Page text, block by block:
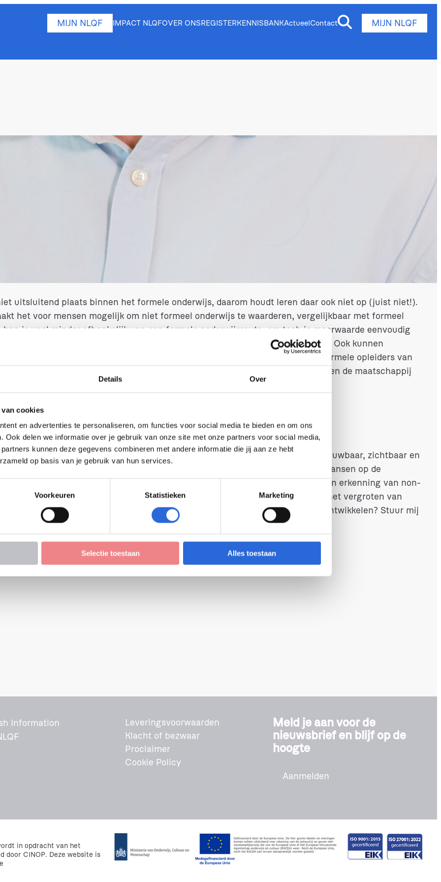
Details Over
cookies
en advertenties te personaliseren, om functies voor social media te bieden en om ons
Ook delen we informatie over je gebruik van onze site met onze partners voor social media,
kunnen deze gegevens combineren met andere informatie die jij aan ze hebt
op basis van je gebruik van hun services.
Voorkeuren Statistieken Marketing
Selectie toestaan Alles toestaan
MIJN NLQF IMPACT NLQFOVER ONSREGISTERKENNISBANKActueelContact MIJN NLQF
Adviseur draag ik bij aan het beheren, monitoren en ontwikkelen van het NLQF (en EQF). Met
ik mag mij inzetten voor het succes en de groei van het kwalificatieraamwerk. Mijn expertise ligt
van beleid naar de praktijk, waarbij ik graag de focus leg op communicatie en beleid als
middelen om abstracte doelen te vertalen naar concrete impact.
is het NLQF in jouw ogen van belang?
uitsluitend plaats binnen het formele onderwijs, daarom houdt leren daar ook niet op (juist niet!).
het voor mensen mogelijk om niet formeel onderwijs te waarderen, vergelijkbaar met formeel
ben je veel minder afhankelijk van een formele onderwijsroute, om toch je meerwaarde eenvoudig
Op deze manier gaan er door het NLQF meer arbeidsmarktdeuren voor je open! Ook kunnen
een grote bron van talenten vinden en behouden en kunnen non-formele opleiders van
meerwaarde zijn door de focus op concrete leeruitkomsten waar de markt en de maatschappij
het NLQF hierin een belangrijke rol?
van leeruitkomsten zichtbaar te maken en te zorgen dat het raamwerk betrouwbaar, zichtbaar en
is en blijft! Alleen dan draagt het raamwerk bij aan mobiliteit en betere kansen op de
aan het eenvoudiger werven en binden van medewerkers en aan de kwaliteit en erkenning van non-
Heb jij een goed idee over hoe het NLQF een grotere rol kan spelen bij het vergroten van
vergelijkbaarheid van (non-formele) opleidingen of een leven lang ontwikkelen? Stuur mij
Information
Leveringsvoorwaarden
Klacht of bezwaar
Proclaimer
Cookie Policy
Meld je aan voor de
nieuwsbrief en blijf op de
hoogte
Aanmelden
in opdracht van het
door CINOP. Deze website is